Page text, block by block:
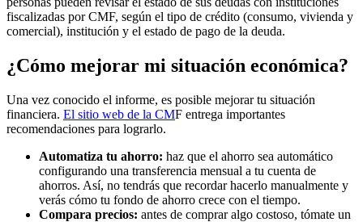
fiscalizadas por CMF, según el tipo de crédito (consumo, vivienda y
comercial), institución y el estado de pago de la deuda.
¿Cómo mejorar mi situación económica?
Una vez conocido el informe, es posible mejorar tu situación
financiera. El sitio web de la CMF entrega importantes
recomendaciones para lograrlo.
Automatiza tu ahorro: haz que el ahorro sea automático
configurando una transferencia mensual a tu cuenta de
ahorros. Así, no tendrás que recordar hacerlo manualmente y
verás cómo tu fondo de ahorro crece con el tiempo.
Compara precios: antes de comprar algo costoso, tómate un